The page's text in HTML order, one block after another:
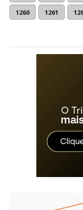
1260
1261